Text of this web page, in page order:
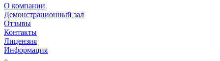
О компании
Демонстрационный зал
Отзывы
Контакты
Лицензия
Информация